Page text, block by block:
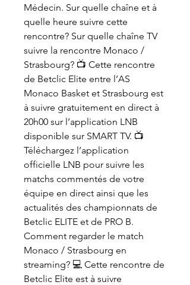
Médecin. Sur quelle chaîne et à
quelle heure suivre cette
rencontre? Sur quelle chaîne TV
suivre la rencontre Monaco /
Strasbourg? 📺 Cette rencontre
de Betclic Elite entre l’AS
Monaco Basket et Strasbourg est
à suivre gratuitement en direct à
20h00 sur l’application LNB
disponible sur SMART TV. 📺
Téléchargez l’application
officielle LNB pour suivre les
matchs commentés de votre
équipe en direct ainsi que les
actualités des championnats de
Betclic ELITE et de PRO B.
Comment regarder le match
Monaco / Strasbourg en
streaming? 💻 Cette rencontre de
Betclic Elite est à suivre